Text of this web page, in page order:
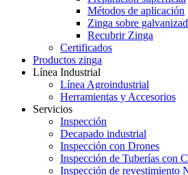
Métodos de aplicación
Zinga sobre
Recubrir Zinga
Certificados
Productos zinga
Línea Industrial
Línea Agroindustrial
Herramientas y Accesorios
Servicios
Inspección
Decapado industrial
Inspección con Drones
Inspección de Tuberías con
Inspección de revestimiento